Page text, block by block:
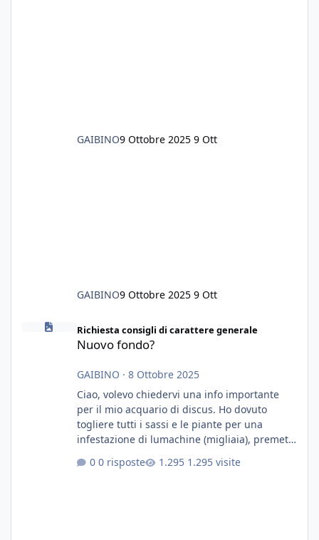
GAIBINO9 Ottobre 2025 9 Ott
GAIBINO9 Ottobre 2025 9 Ott
Nuovo fondo?
Richiesta consigli di carattere generale
Nuovo fondo?
GAIBINO · 8 Ottobre 2025
Ciao, volevo chiedervi una info importante
per il mio acquario di discus. Ho dovuto
togliere tutti i sassi e le piante per una
infestazione di lumachine (migliaia), premetto
cardinali, e tre pulitori in una vasca con 200
0 risposte 1.295 visite